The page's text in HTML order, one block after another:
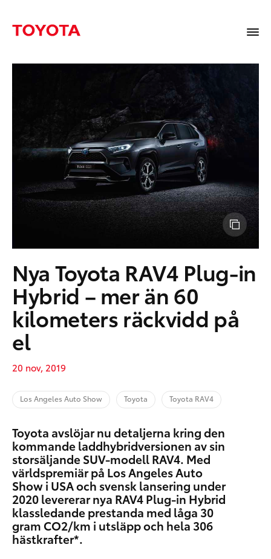
Nya Toyota RAV4 Plug-in
Hybrid – mer än 60
kilometers räckvidd på
el
20 nov, 2019
Los Angeles Auto Show Toyota Toyota RAV4
Toyota avslöjar nu detaljerna kring den
kommande laddhybridversionen av sin
storsäljande SUV-modell RAV4. Med
världspremiär på Los Angeles Auto
Show i USA och svensk lansering under
2020 levererar nya RAV4 Plug-in Hybrid
klassledande prestanda med låga 30
gram CO2/km i utsläpp och hela 306
hästkrafter*.